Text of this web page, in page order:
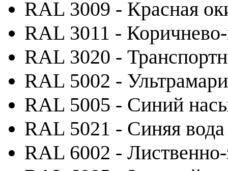
RAL 3009 - Красная
RAL 3011 -
RAL 3020 -
RAL 5002 -
RAL 5005 - Синий
RAL 5021 - Синяя вода
RAL 6002 -